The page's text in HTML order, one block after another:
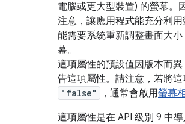
電腦或更大型裝置) 的螢幕。
注意，讓應用程式能充分利
能需要系統重新調整畫面大
幕。
這項屬性的預設值因版本而
告這項屬性。請注意，若將
"false" ，通常會啟用螢幕
這項屬性是在 API 級別 9 中導